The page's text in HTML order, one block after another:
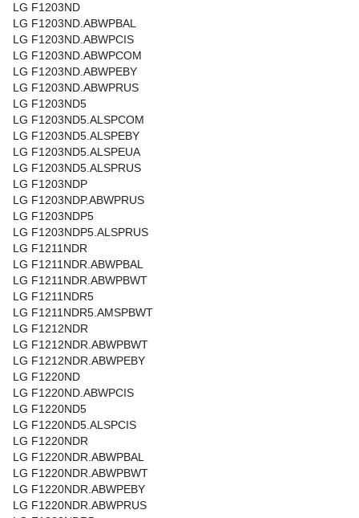
LG F1203ND
LG F1203ND.ABWPBAL
LG F1203ND.ABWPCIS
LG F1203ND.ABWPCOM
LG F1203ND.ABWPEBY
LG F1203ND.ABWPRUS
LG F1203ND5
LG F1203ND5.ALSPCOM
LG F1203ND5.ALSPEBY
LG F1203ND5.ALSPEUA
LG F1203ND5.ALSPRUS
LG F1203NDP
LG F1203NDP.ABWPRUS
LG F1203NDP5
LG F1203NDP5.ALSPRUS
LG F1211NDR
LG F1211NDR.ABWPBAL
LG F1211NDR.ABWPBWT
LG F1211NDR5
LG F1211NDR5.AMSPBWT
LG F1212NDR
LG F1212NDR.ABWPBWT
LG F1212NDR.ABWPEBY
LG F1220ND
LG F1220ND.ABWPCIS
LG F1220ND5
LG F1220ND5.ALSPCIS
LG F1220NDR
LG F1220NDR.ABWPBAL
LG F1220NDR.ABWPBWT
LG F1220NDR.ABWPEBY
LG F1220NDR.ABWPRUS